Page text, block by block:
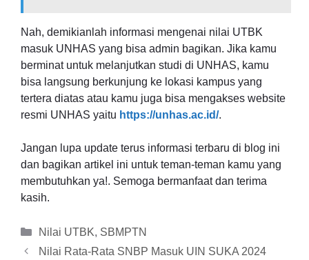
Nah, demikianlah informasi mengenai nilai UTBK
masuk UNHAS yang bisa admin bagikan. Jika kamu
berminat untuk melanjutkan studi di UNHAS, kamu
bisa langsung berkunjung ke lokasi kampus yang
tertera diatas atau kamu juga bisa mengakses website
resmi UNHAS yaitu https://unhas.ac.id/.
Jangan lupa update terus informasi terbaru di blog ini
dan bagikan artikel ini untuk teman-teman kamu yang
membutuhkan ya!. Semoga bermanfaat dan terima
kasih.
Kategori
Nilai UTBK, SBMPTN
Nilai Rata-Rata SNBP Masuk UIN SUKA 2024